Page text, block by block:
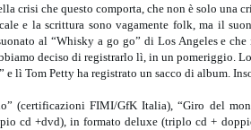
crisi che questo comporta, che non è solo una
e la scrittura sono vagamente folk, ma il
al “Whisky a go go” di Los Angeles e
deciso di registrarlo lì, in un pomeriggio.
e lì Tom Petty ha registrato un sacco di album.
(certificazioni FIMI/GfK Italia), “Giro del
cd +dvd), in formato deluxe (triplo cd +